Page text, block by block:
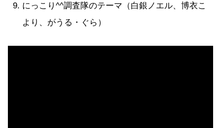
にっこり^^調査隊のテーマ（白銀ノエル、博衣こ
より、がうる・ぐら）